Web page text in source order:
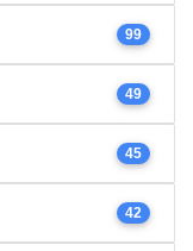
99
49
45
42